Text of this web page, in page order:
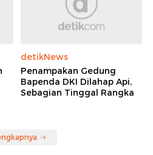
detikNews
Penampakan Gedung
Bapenda DKI Dilahap Api,
Sebagian Tinggal Rangka